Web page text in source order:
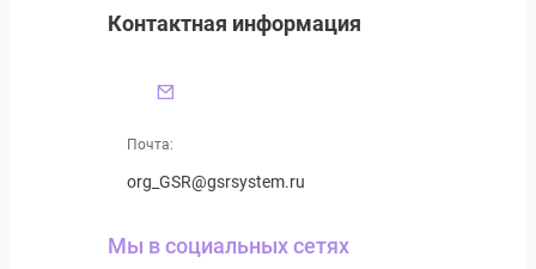
Контактная информация
Почта:
org_GSR@gsrsystem.ru
Мы в социальных сетях